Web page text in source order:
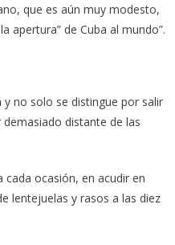
que es aún muy modesto,
apertura” de Cuba al mundo”.
no solo se distingue por salir
distante de las
ocasión, en acudir en
lentejuelas y rasos a las diez